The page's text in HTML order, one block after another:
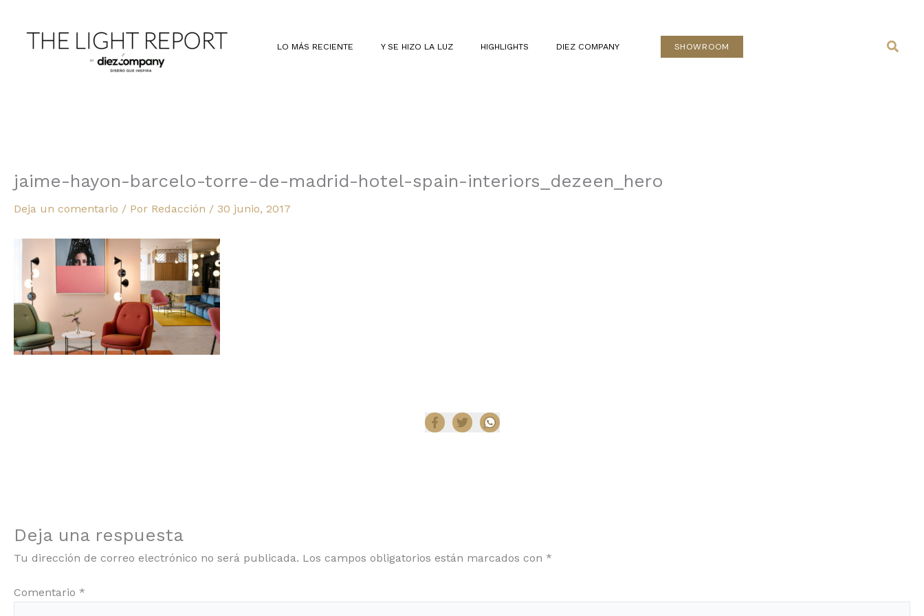
contenido
LO MÁS RECIENTE Y SE HIZO LA LUZ HIGHLIGHTS DIEZ COMPANY SHOWROOM
jaime-hayon-barcelo-torre-de-madrid-hotel-spain-interiors_dezeen_hero
Deja un comentario / Por Redacción / 30 junio, 2017
Deja una respuesta
Tu dirección de correo electrónico no será publicada. Los campos obligatorios están marcados con *
Comentario *